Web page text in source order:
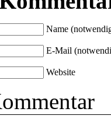
Name
E-Mail
Website